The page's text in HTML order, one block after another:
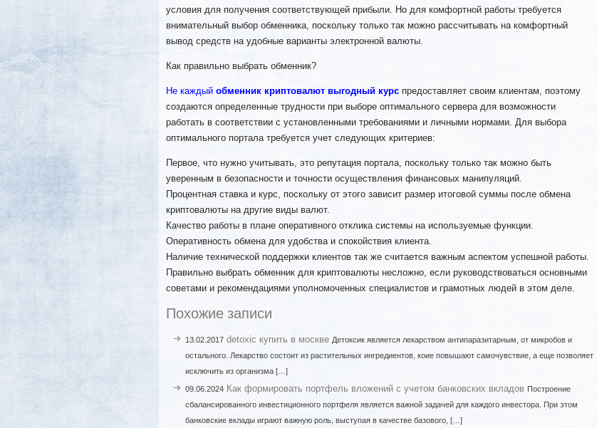
условия для получения соответствующей прибыли. Но для комфортной работы требуется
внимательный выбор обменника, поскольку только так можно рассчитывать на комфортный
вывод средств на удобные варианты электронной валюты.
Как правильно выбрать обменник?
Не каждый обменник криптовалют выгодный курс предоставляет своим клиентам, поэтому
создаются определенные трудности при выборе оптимального сервера для возможности
работать в соответствии с установленными требованиями и личными нормами. Для выбора
оптимального портала требуется учет следующих критериев:
Первое, что нужно учитывать, это репутация портала, поскольку только так можно быть
уверенным в безопасности и точности осуществления финансовых манипуляций.
Процентная ставка и курс, поскольку от этого зависит размер итоговой суммы после обмена
криптовалюты на другие виды валют.
Качество работы в плане оперативного отклика системы на используемые функции.
Оперативность обмена для удобства и спокойствия клиента.
Наличие технической поддержки клиентов так же считается важным аспектом успешной работы.
Правильно выбрать обменник для криптовалюты несложно, если руководствоваться основными
советами и рекомендациями уполномоченных специалистов и грамотных людей в этом деле.
Похожие записи
13.02.2017 detoxic купить в москве Детоксик является лекарством антипаразитарным, от микробов и
остального. Лекарство состоит из растительных ингредиентов, коие повышают самочувствие, а еще позволяет
исключить из организма […]
09.06.2024 Как формировать портфель вложений с учетом банковских вкладов Построение
сбалансированного инвестиционного портфеля является важной задачей для каждого инвестора. При этом
банковские вклады играют важную роль, выступая в качестве базового, […]